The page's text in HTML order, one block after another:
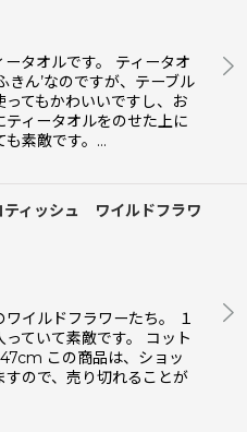
タオルです。 ティータオ
きん’なのですが、テーブル
てもかわいいですし、お
ィータオルをのせた上に
も素敵です。…
ィッシュ ワイルドフラワ
ワイルドフラワーたち。 １
ていて素敵です。 コット
この商品は、ショッ
すので、売り切れることが